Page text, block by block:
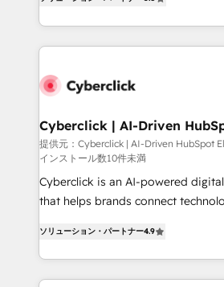
retention—by refining processes
maximize profitability and adapt
experience, we help you use the
to its fullest capacity, improve
website, or build your new one.
Cyberclick | AI-Driven
Partner
提供元：Cyberclick | AI-Driven HubSpot
インストール数10件未満
Cyberclick is an AI-powered
that helps brands connect
Barcelona and operating across
the UK, we support global
smarter marketing, sales, and
ソリューション・パートナー4.9